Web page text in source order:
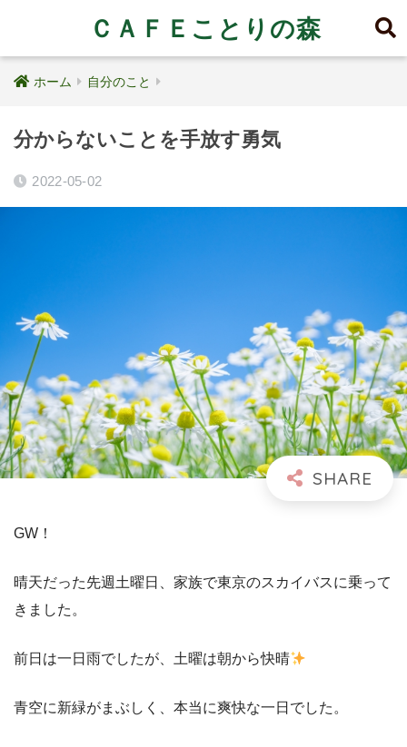
ＣＡＦＥことりの森
ホーム 自分のこと
分からないことを手放す勇気
2022-05-02
GW！
晴天だった先週土曜日、家族で東京のスカイバスに乗って
きました。
前日は一日雨でしたが、土曜は朝から快晴
青空に新緑がまぶしく、本当に爽快な一日でした。